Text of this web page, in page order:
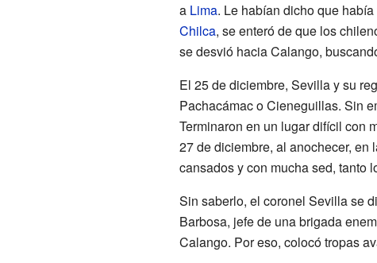
a Lima. Le habían dicho que
Chilca, se enteró de que los
se desvió hacia Calango,
El 25 de diciembre, Sevilla y su
Pachacámac o Cieneguillas. Sin
Terminaron en un lugar difícil con
27 de diciembre, al anochecer, en
cansados y con mucha sed, tanto
Sin saberlo, el coronel Sevilla se
Barbosa, jefe de una brigada
Calango. Por eso, colocó tropas